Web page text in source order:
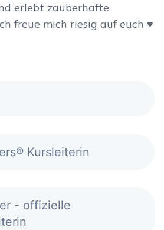
erlebt zauberhafte
freue mich riesig auf euch ♥
Kursleiterin
- offizielle